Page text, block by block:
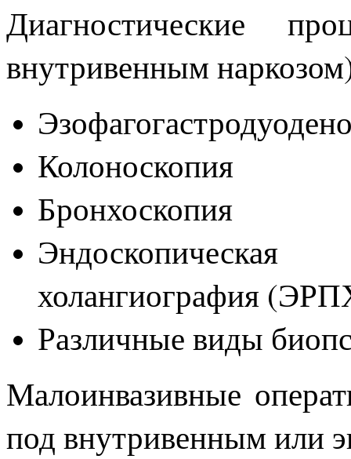
Диагностические
внутривенным
Колоноскопия
Бронхоскопия
холангиография
Различные виды
Малоинвазивные
под внутривенным или